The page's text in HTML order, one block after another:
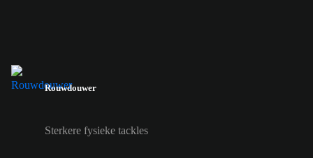
Rouwdouwer
Sterkere fysieke tackles